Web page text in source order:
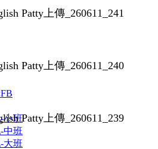
小班
中班
大班
Patty上傳_260611_241
Patty上傳_260611_240
Patty上傳_260611_239